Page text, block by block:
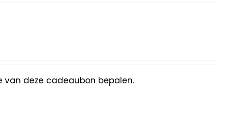
van deze cadeaubon bepalen.